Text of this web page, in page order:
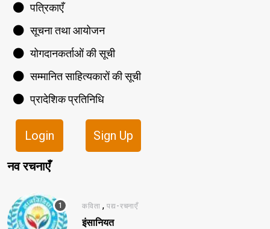
पत्रिकाएँ
सूचना तथा आयोजन
योगदानकर्ताओं की सूची
सम्मानित साहित्यकारों की सूची
प्रादेशिक प्रतिनिधि
Login Sign Up
नव रचनाएँ
कविता ,पद्य-रचनाएँ
इंसानियत